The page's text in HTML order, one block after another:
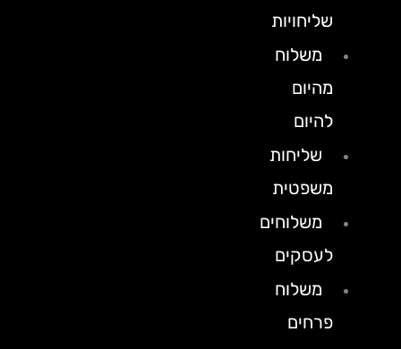
שליחויות
משלוח
מהיום
להיום
שליחות
משפטית
משלוחים
לעסקים
משלוח
פרחים